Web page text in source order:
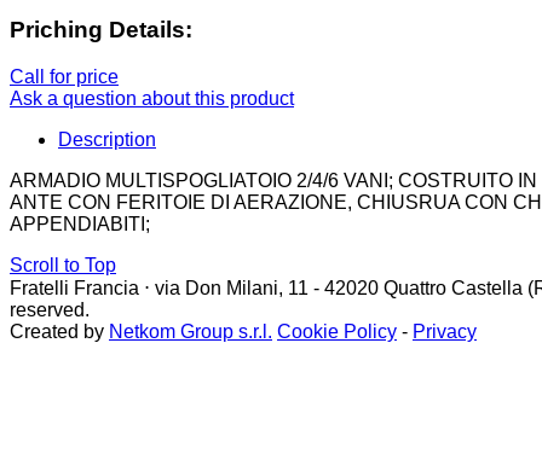
Priching Details:
Call for price
Ask a question about this product
Description
ARMADIO MULTISPOGLIATOIO 2/4/6 VANI; COSTRUITO
ANTE CON FERITOIE DI AERAZIONE, CHIUSRUA CON
APPENDIABITI;
Scroll to Top
Fratelli Francia ⋅ via Don Milani, 11 - 42020 Quattro Castella
reserved.
Created by Netkom Group s.r.l. Cookie Policy - Privacy